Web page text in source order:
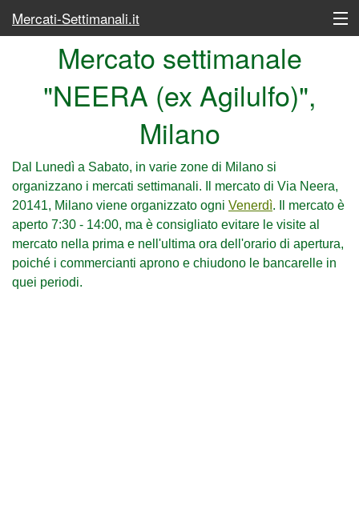
Mercati-Settimanali.it
Martedì
Giovedì
Venerdì
Sabato
Elenco completo dei mercati
Mercato settimanale
"NEERA (ex Agilulfo)",
Milano
Dal Lunedì a Sabato, in varie zone di Milano si
organizzano i mercati settimanali. Il mercato di Via Neera,
20141, Milano viene organizzato ogni Venerdì. Il mercato è
aperto 7:30 - 14:00, ma è consigliato evitare le visite al
mercato nella prima e nell'ultima ora dell'orario di apertura,
poiché i commercianti aprono e chiudono le bancarelle in
quei periodi.